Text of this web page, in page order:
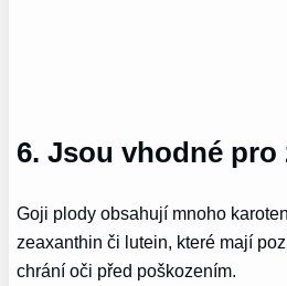
6. Jsou vhodné pro
Goji plody obsahují mnoho
zeaxanthin či lutein, které mají
chrání oči před poškozením.